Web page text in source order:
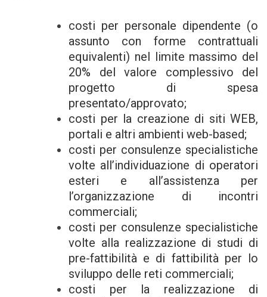
costi per personale dipendente (o
assunto con forme contrattuali
equivalenti) nel limite massimo del
20% del valore complessivo del
progetto di spesa
presentato/approvato;
costi per la creazione di siti WEB,
portali e altri ambienti web-based;
costi per consulenze specialistiche
volte all’individuazione di operatori
esteri e all’assistenza per
l’organizzazione di incontri
commerciali;
costi per consulenze specialistiche
volte alla realizzazione di studi di
pre-fattibilità e di fattibilità per lo
sviluppo delle reti commerciali;
costi per la realizzazione di